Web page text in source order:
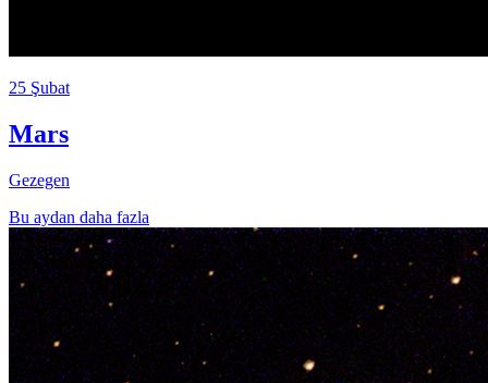
25 Şubat
Mars
Gezegen
Bu aydan daha fazla